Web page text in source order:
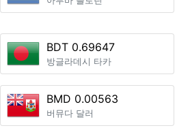
BDT 0.69647
방글라데시 타카
BMD 0.00563
버뮤다 달러